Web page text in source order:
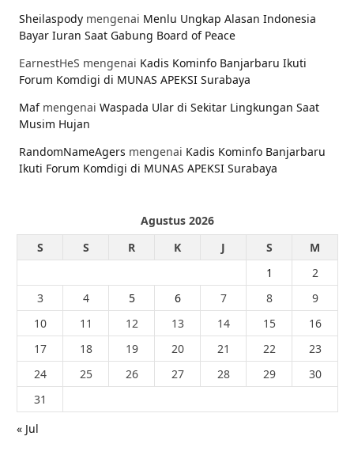
Sheilaspody mengenai Menlu Ungkap Alasan Indonesia
Bayar Iuran Saat Gabung Board of Peace
EarnestHeS mengenai Kadis Kominfo Banjarbaru Ikuti
Forum Komdigi di MUNAS APEKSI Surabaya
Mafmengenai Waspada Ular di Sekitar Lingkungan Saat
Musim Hujan
RandomNameAgers mengenai Kadis Kominfo Banjarbaru
Ikuti Forum Komdigi di MUNAS APEKSI Surabaya
Agustus 2026
S
S R K J S
M
1
2
3
4 5 6 7 8
9
10
11 12 13 14 15
16
17
18 19 20 21 22
23
24
25 26 27 28 29
30
31
« Jul